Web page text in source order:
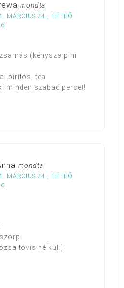
mondta
MÁRCIUS 24., HÉTFŐ,
(kényszerpihi
pirítós, tea
minden szabad percet!
mondta
MÁRCIUS 24., HÉTFŐ,
tövis nélkül:)